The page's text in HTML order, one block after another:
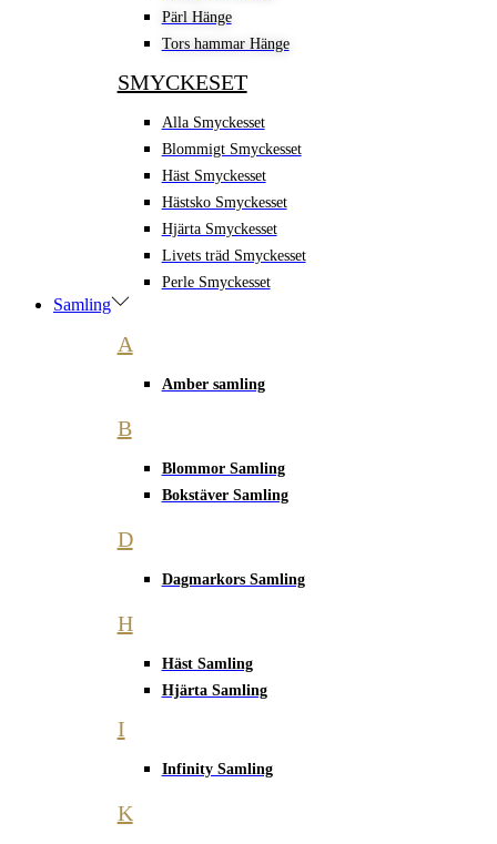
Pärl Hänge
Tors hammar Hänge
SMYCKESET
Alla Smyckesset
Blommigt Smyckesset
Häst Smyckesset
Hästsko Smyckesset
Hjärta Smyckesset
Livets träd Smyckesset
Perle Smyckesset
Samling
A
Amber samling
B
Blommor Samling
Bokstäver Samling
D
Dagmarkors Samling
H
Häst Samling
Hjärta Samling
I
Infinity Samling
K